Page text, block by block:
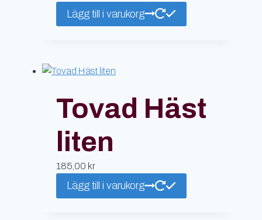
Lägg till i varukorg
Tovad Häst
liten
185,00 kr
Lägg till i varukorg